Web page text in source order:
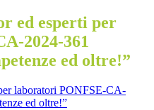
ed esperti per
2024-361
ed oltre!”
laboratori PONFSE-CA-
ed oltre!”